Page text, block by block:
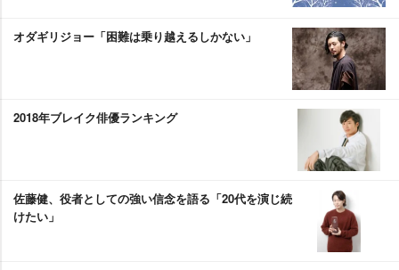
オダギリジョー「困難は乗り越えるしかない」
2018年ブレイク俳優ランキング
佐藤健、役者としての強い信念を語る「20代を演じ続
けたい」